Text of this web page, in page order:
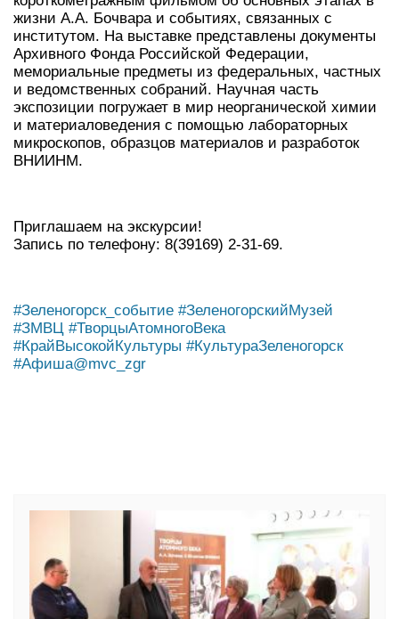
жизни А.А. Бочвара и событиях, связанных с
институтом. На выставке представлены документы
Архивного Фонда Российской Федерации,
мемориальные предметы из федеральных, частных
и ведомственных собраний. Научная часть
экспозиции погружает в мир неорганической химии
и материаловедения с помощью лабораторных
микроскопов, образцов материалов и разработок
ВНИИНМ.
Приглашаем на экскурсии!
Запись по телефону: 8(39169) 2-31-69.
#Зеленогорск_событие #ЗеленогорскийМузей
#ЗМВЦ #ТворцыАтомногоВека
#КрайВысокойКультуры #КультураЗеленогорск
#Афиша@mvc_zgr